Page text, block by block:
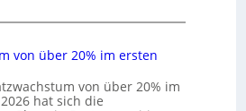
von über 20% im ersten
von über 20% im
hat sich die